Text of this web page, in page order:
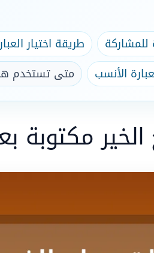
للمشاركة
طريقة اختيار
الأنسب
متى تستخدم
مكتوبة